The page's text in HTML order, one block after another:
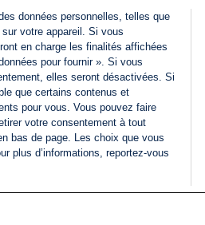
données personnelles, telles que
votre appareil. Si vous
en charge les finalités affichées
pour fournir ». Si vous
elles seront désactivées. Si
que certains contenus et
pour vous. Vous pouvez faire
votre consentement à tout
bas de page. Les choix que vous
plus d’informations, reportez-vous